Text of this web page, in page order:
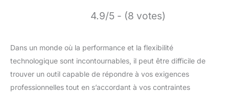
4.9/5 - (8 votes)
Dans un monde où la performance et la flexibilité
technologique sont incontournables, il peut être difficile de
trouver un outil capable de répondre à vos exigences
professionnelles tout en s’accordant à vos contraintes